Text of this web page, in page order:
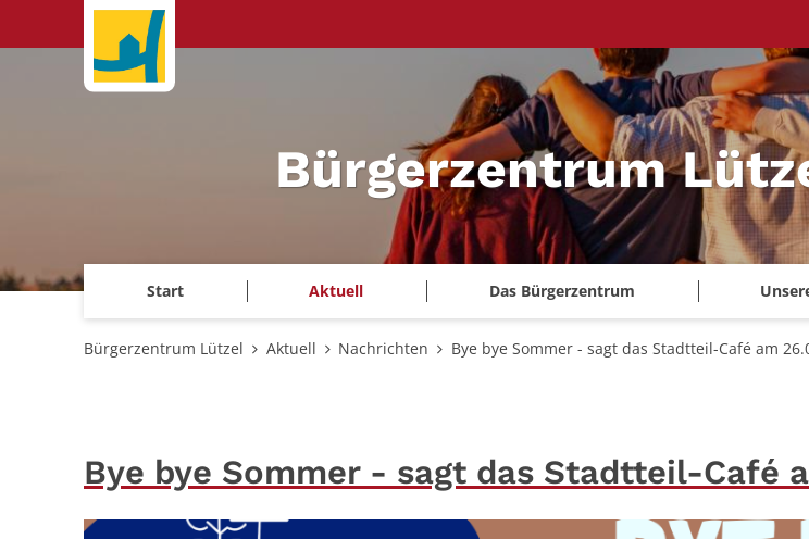
Zum Inhalt springen
Bürgerzentrum
Start Aktuell Das Bürgerzentrum
Bürgerzentrum Lützel Aktuell Nachrichten Bye bye Sommer - sagt das Stadtteil-Café am
Bye bye Sommer - sagt das Stadtteil-Café